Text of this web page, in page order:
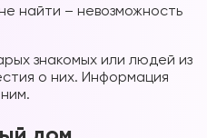
найти – невозможность
знакомых или людей из
о них. Информация